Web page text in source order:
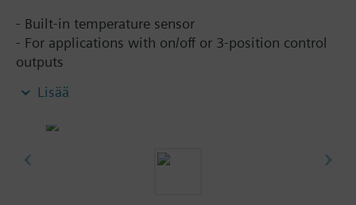
- Built-in temperature sensor
- For applications with on/off or 3-position control
outputs
- AC 230 V power supply
- Communication protocol selectable: BACnet
Lisää